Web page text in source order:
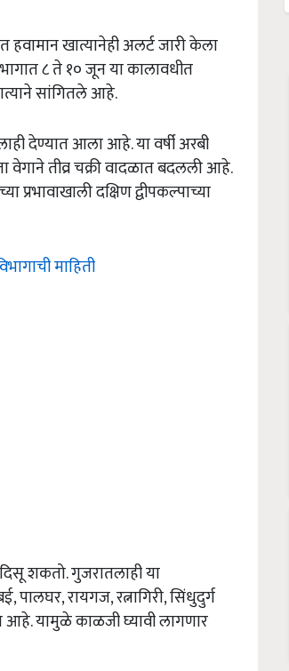
खात्यानेही अलर्ट जारी केला
८ ते १० जून या कालावधीत
सांगितले आहे.
देण्यात आला आहे. या वर्षी अरबी
वेगाने तीव्र चक्री वादळात बदलली आहे.
दक्षिण द्वीपकल्पाच्या
माहिती
शकतो. गुजरातलाही या
रायगज, रत्नागिरी, सिंधुदुर्ग
आहे. यामुळे काळजी घ्यावी लागणार